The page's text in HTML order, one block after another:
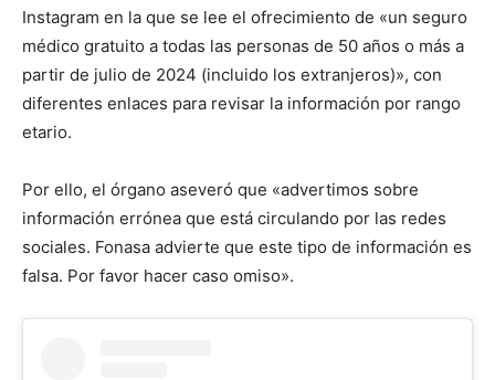
Instagram en la que se lee el ofrecimiento de «un seguro
médico gratuito a todas las personas de 50 años o más a
partir de julio de 2024 (incluido los extranjeros)», con
diferentes enlaces para revisar la información por rango
etario.
Por ello, el órgano aseveró que «advertimos sobre
información errónea que está circulando por las redes
sociales. Fonasa advierte que este tipo de información es
falsa. Por favor hacer caso omiso».